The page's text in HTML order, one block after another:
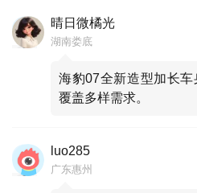
晴日微橘光
湖南娄底
海豹07全新造型加长
覆盖多样需求。
luo285
广东惠州